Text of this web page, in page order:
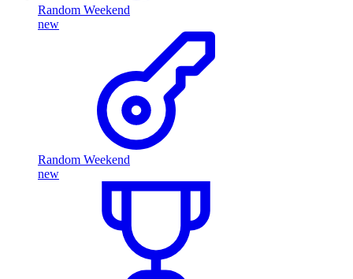
Random Weekend
new
Random Weekend
new